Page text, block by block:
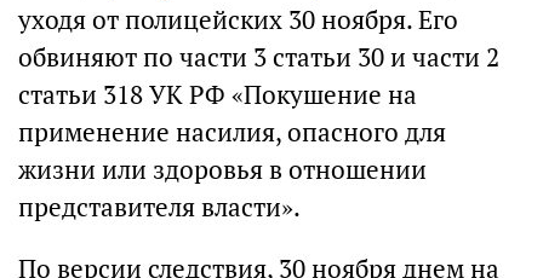
уходя от полицейских 30 ноября. Его
обвиняют по части 3 статьи 30 и части 2
статьи 318 УК РФ «Покушение на
применение насилия, опасного для
жизни или здоровья в отношении
представителя власти».
По версии следствия, 30 ноября днем на